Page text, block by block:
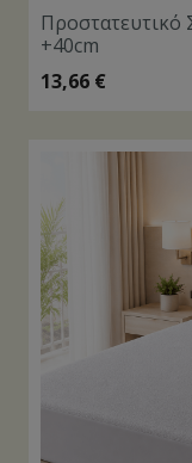
+40cm
13,66 €